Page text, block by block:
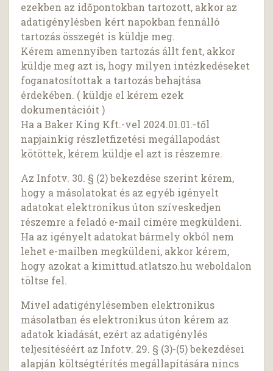
ezekben az időpontokban tartozott, akkor az
adatigénylésben kért napokban fennálló
tartozás összegét is küldje meg.
Kérem amennyiben tartozás állt fent, akkor
küldje meg azt is, hogy milyen intézkedéseket
foganatosítottak a tartozás behajtása
érdekében. ( küldje el kérem ezek
dokumentációit )
Ha a Baker King Kft.-vel 2024.01.01.-től
napjainkig részletfizetési megállapodást
kötöttek, kérem küldje el azt is részemre.
Az Infotv. 30. § (2) bekezdése szerint kérem,
hogy a másolatokat és az egyéb igényelt
adatokat elektronikus úton szíveskedjen
részemre a feladó e-mail címére megküldeni.
Ha az igényelt adatokat bármely okból nem
lehet e-mailben megküldeni, akkor kérem,
hogy azokat a kimittud.atlatszo.hu weboldalon
töltse fel.
Mivel adatigénylésemben elektronikus
másolatban és elektronikus úton kérem az
adatok kiadását, ezért az adatigénylés
teljesítéséért az Infotv. 29. § (3)-(5) bekezdései
alapján költségtérítés megállapítására nincs